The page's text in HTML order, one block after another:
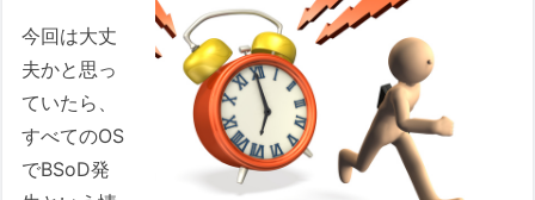
今回は大丈
夫かと思っ
ていたら、
すべてのOS
でBSoD発